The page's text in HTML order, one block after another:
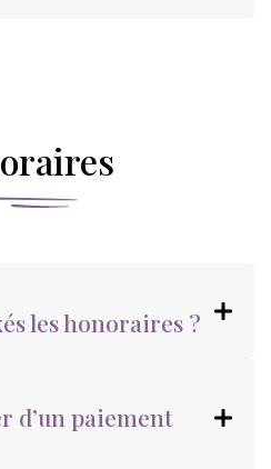
les honoraires ?
d’un paiement